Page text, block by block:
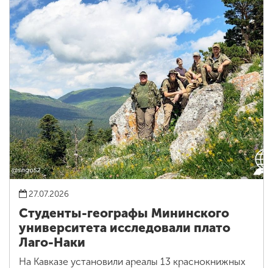
27.07.2026
Студенты-географы Мининского
университета исследовали плато
Лаго-Наки
На Кавказе установили ареалы 13 краснокнижных